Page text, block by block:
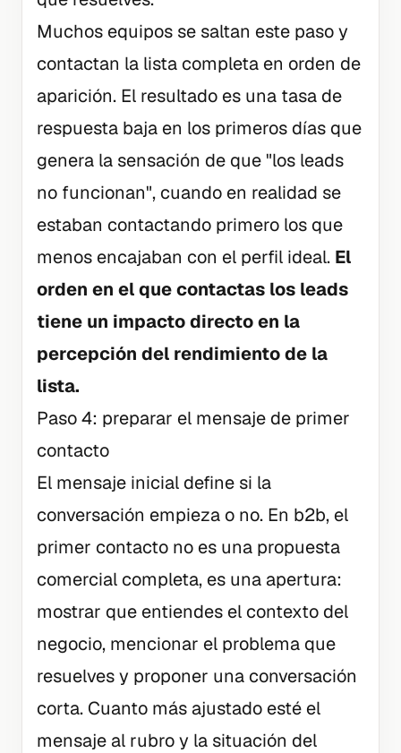
Muchos equipos se saltan este paso y
contactan la lista completa en orden de
aparición. El resultado es una tasa de
respuesta baja en los primeros días que
genera la sensación de que "los leads
no funcionan", cuando en realidad se
estaban contactando primero los que
menos encajaban con el perfil ideal. El
orden en el que contactas los leads
tiene un impacto directo en la
percepción del rendimiento de la
lista.
Paso 4: preparar el mensaje de primer
contacto
El mensaje inicial define si la
conversación empieza o no. En b2b, el
primer contacto no es una propuesta
comercial completa, es una apertura:
mostrar que entiendes el contexto del
negocio, mencionar el problema que
resuelves y proponer una conversación
corta. Cuanto más ajustado esté el
mensaje al rubro y la situación del